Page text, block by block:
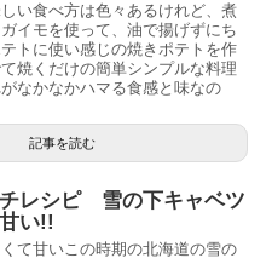
い食べ方は色々あるけれど、煮
イモを使って、油で揚げずにち
トに使い感じの焼きポテトを作
焼くだけの簡単シンプルな料理
なかなかハマる食感と味なの
記事を読む
レシピ 雪の下キャベツ
い!!
て甘いこの時期の北海道の雪の